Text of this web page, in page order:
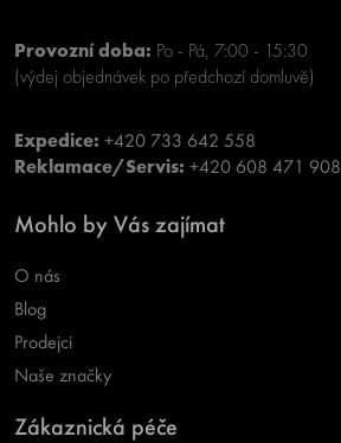
Provozní doba: Po - Pá, 7:00 - 15:30
(výdej objednávek po předchozí domluvě)
Expedice: +420 733 642 558
Reklamace/Servis: +420 608 471 908
Mohlo by Vás zajímat
O nás
Blog
Prodejci
Naše značky
Zákaznická péče